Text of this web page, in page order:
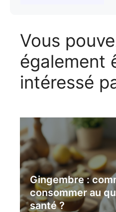
Vous
également
intéressé
Gingembre :
consommer au
santé ?